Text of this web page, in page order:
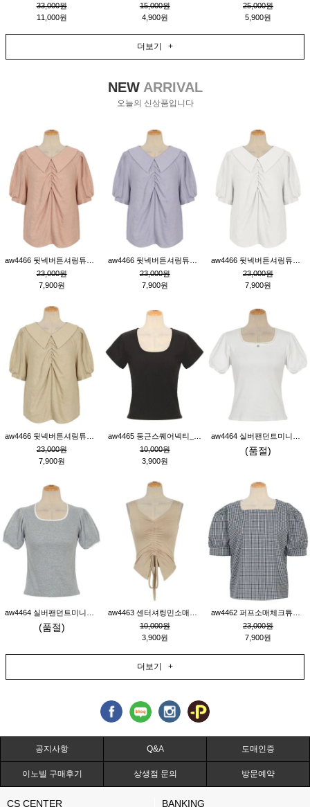
33,000원
11,000원
15,000원
4,900원
25,000원
5,900원
더보기 +
NEWARRIVAL
오늘의 신상품입니다
23,000원
7,900원
23,000원
7,900원
23,000원
7,900원
23,000원
7,900원
10,000원
3,900원
(품절)
(품절)
10,000원
3,900원
23,000원
7,900원
더보기 +
공지사항 Q&A 도매인증
이노빌 구매후기 상생점 문의 방문예약
CS CENTER BANKING